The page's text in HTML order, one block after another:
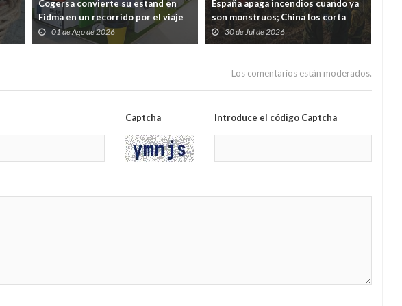
Cogersa convierte su estand en
Fidma en un recorrido por el viaje
de los residuos desde casa hasta
su reciclaje
01 de Ago de 2026
España apaga incendios cuando ya
son monstruos; China los corta
antes de que nazcan
30 de Jul de 2026
Los comentarios están moderados.
Captcha Introduce el código Captcha